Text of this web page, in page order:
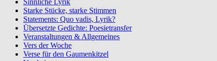
Starke Stücke, starke Stimmen
Statements: Quo vadis, Lyrik?
Übersetzte Gedichte: Poesietransfer
Veranstaltungen & Allgemeines
Vers der Woche
Verse für den Gaumenkitzel